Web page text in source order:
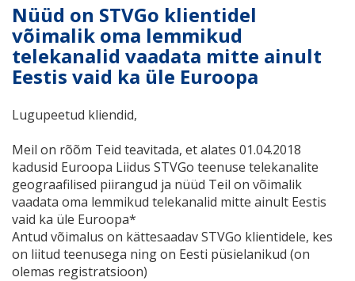
Nüüd on STVGo klientidel
võimalik oma lemmikud
telekanalid vaadata mitte ainult
Eestis vaid ka üle Euroopa
Lugupeetud kliendid,
Meil on rõõm Teid teavitada, et alates 01.04.2018
kadusid Euroopa Liidus STVGo teenuse telekanalite
geograafilised piirangud ja nüüd Teil on võimalik
vaadata oma lemmikud telekanalid mitte ainult Eestis
vaid ka üle Euroopa*
Antud võimalus on kättesaadav STVGo klientidele, kes
on liitud teenusega ning on Eesti püsielanikud (on
olemas registratsioon)